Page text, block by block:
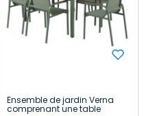
Ensemble de jardin Verna
comprenant une table